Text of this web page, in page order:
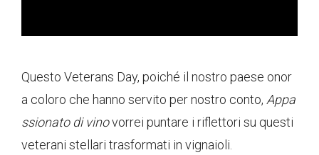
Questo Veterans Day, poiché il nostro paese onor
a coloro che hanno servito per nostro conto, Appa
ssionato di vinovorrei puntare i riflettori su questi
veterani stellari trasformati in vignaioli.